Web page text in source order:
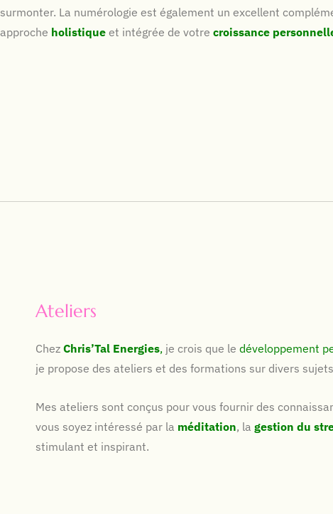
surmonter. La numérologie est également un excellent
approche holistique et intégrée de votre croissance
Ateliers
Chez Chris’Tal Energies, je crois que le développement
je propose des ateliers et des formations sur divers
Mes ateliers sont conçus pour vous fournir des
vous soyez intéressé par la méditation, la gestion du
stimulant et inspirant.